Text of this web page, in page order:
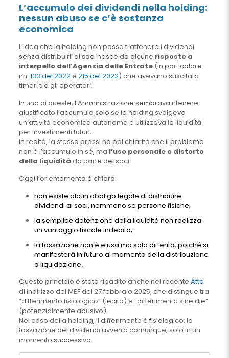
L’accumulo dei dividendi nella holding:
nessun abuso se c’è sostanza
economica
L’idea che la holding non possa trattenere i dividendi
senza distribuirli ai soci nasce da alcune risposte a
interpello dell’Agenzia delle Entrate(in particolare
nn. 133 del 2022e 215 del 2022) che avevano suscitato
timori tra gli operatori.
In una di queste, l’Amministrazione sembrava ritenere
giustificato l’accumulo solo se la holding svolgeva
un’attività economica autonoma e utilizzava la liquidità
per investimenti futuri.
In realtà, la stessa prassi ha poi chiarito che il problema
non è l’accumulo in sé, ma l’uso personale o distorto
della liquidità da parte dei soci.
Oggi l’orientamento è chiaro:
non esiste alcun obbligo legale di distribuire
dividendi ai soci, nemmeno se persone fisiche;
la semplice detenzione della liquidità non realizza
un vantaggio fiscale indebito;
la tassazione non è elusa ma solo differita, poiché si
manifesterà in futuro al momento della distribuzione
o liquidazione.
Questo principio è stato ribadito anche nel recente Atto
di indirizzo del MEF del 27 febbraio 2025, che distingue tra
“differimento fisiologico” (lecito) e “differimento sine die”
(potenzialmente abusivo).
Nel caso della holding, il differimento è fisiologico: la
tassazione dei dividendi avverrà comunque, solo in un
momento successivo.